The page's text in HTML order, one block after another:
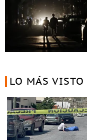
LO MÁS VISTO